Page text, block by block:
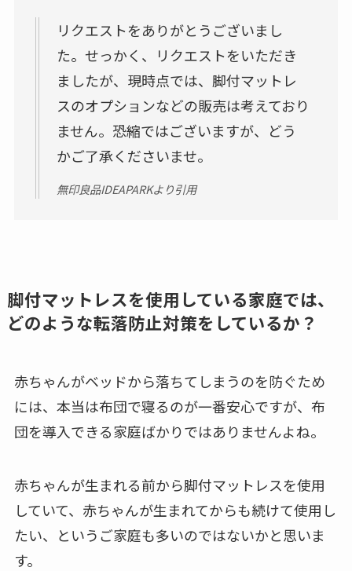
リクエストをありがとうございまし
た。せっかく、リクエストをいただき
ましたが、現時点では、脚付マットレ
スのオプションなどの販売は考えており
ません。恐縮ではございますが、どう
かご了承くださいませ。
無印良品IDEAPARKより引用
脚付マットレスを使用している家庭では、
どのような転落防止対策をしているか？
赤ちゃんがベッドから落ちてしまうのを防ぐため
には、本当は布団で寝るのが一番安心ですが、布
団を導入できる家庭ばかりではありませんよね。
赤ちゃんが生まれる前から脚付マットレスを使用
していて、赤ちゃんが生まれてからも続けて使用し
たい、というご家庭も多いのではないかと思いま
す。